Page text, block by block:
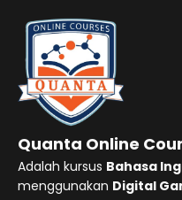
Quanta Online
Adalah kursus Bahasa
menggunakan Digital